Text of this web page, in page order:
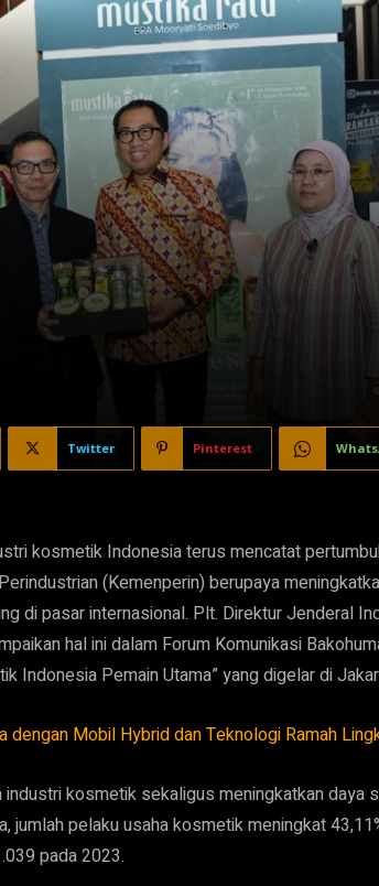
Twitter Pinterest
kosmetik Indonesia terus mencatat
(Kemenperin) berupaya
di pasar internasional. Plt. Direktur Jenderal
hal ini dalam Forum Komunikasi
Indonesia Pemain Utama” yang digelar di
dengan Mobil Hybrid dan Teknologi Ramah
kosmetik sekaligus meningkatkan daya
jumlah pelaku usaha kosmetik meningkat
pada 2023.